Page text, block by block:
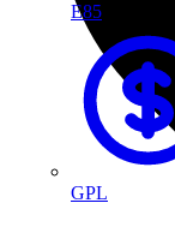
E85
GPL